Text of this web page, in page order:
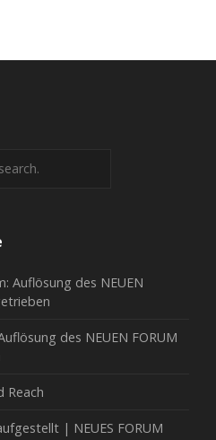
Auflösung des NEUEN
des NEUEN FORUM
Reach
| NEUES FORUM